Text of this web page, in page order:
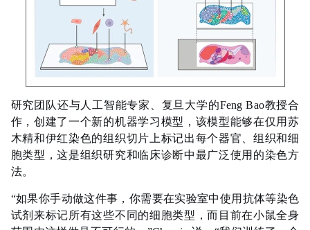
研究团队还与人工智能专家、复旦大学的Feng Bao教授合
作，创建了一个新的机器学习模型，该模型能够在仅用苏
木精和伊红染色的组织切片上标记出每个器官、组织和细
胞类型，这是组织研究和临床诊断中最广泛使用的染色方
法。
“如果你手动做这件事，你需要在实验室中使用抗体等染色
试剂来标记所有这些不同的细胞类型，而目前在小鼠全身